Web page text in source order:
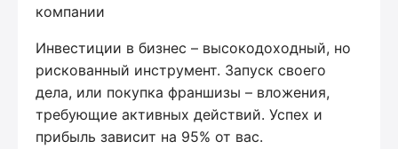
компании
Инвестиции в бизнес – высокодоходный, но
рискованный инструмент. Запуск своего
дела, или покупка франшизы – вложения,
требующие активных действий. Успех и
прибыль зависит на 95% от вас.